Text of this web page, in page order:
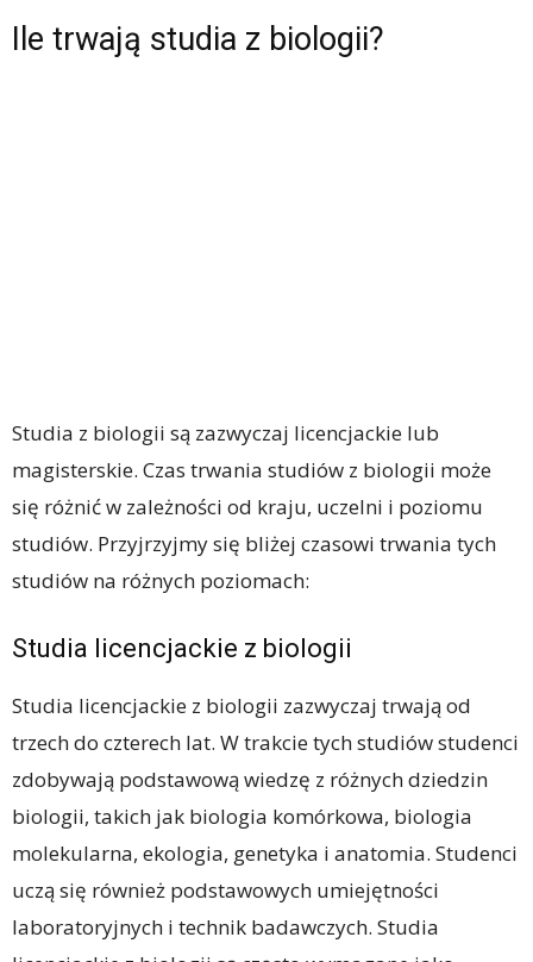
Ile trwają studia z biologii?
Studia z biologii są zazwyczaj licencjackie lub
magisterskie. Czas trwania studiów z biologii może
się różnić w zależności od kraju, uczelni i poziomu
studiów. Przyjrzyjmy się bliżej czasowi trwania tych
studiów na różnych poziomach:
Studia licencjackie z biologii
Studia licencjackie z biologii zazwyczaj trwają od
trzech do czterech lat. W trakcie tych studiów studenci
zdobywają podstawową wiedzę z różnych dziedzin
biologii, takich jak biologia komórkowa, biologia
molekularna, ekologia, genetyka i anatomia. Studenci
uczą się również podstawowych umiejętności
laboratoryjnych i technik badawczych. Studia